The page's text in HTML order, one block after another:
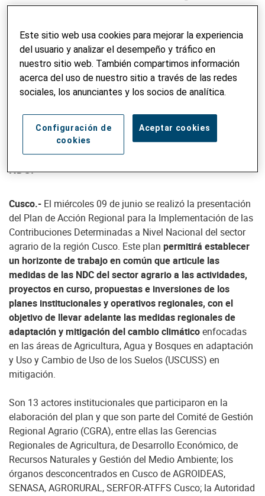
las medidas de adaptación y mitigación de las NDC
según la normativa vigente, y que fueran
presentadas en el plan de implementación de las
NDC del sector agrario. Las acciones se realizan en
coordinación con la Dirección General de Asuntos
Regional de Cusco, que ha estimado un
presupuesto de S/. 1 866 235 805 al 2025 para
actividades operativas y proyectos articulados a las
NDC.
Cusco.- El miércoles 09 de junio se realizó la presentación
del Plan de Acción Regional para la Implementación de las
Contribuciones Determinadas a Nivel Nacional del sector
agrario de la región Cusco. Este plan permitirá establecer
un horizonte de trabajo en común que articule las
medidas de las NDC del sector agrario a las actividades,
proyectos en curso, propuestas e inversiones de los
planes institucionales y operativos regionales, con el
objetivo de llevar adelante las medidas regionales de
adaptación y mitigación del cambio climáticoenfocadas
en las áreas de Agricultura, Agua y Bosques en adaptación
y Uso y Cambio de Uso de los Suelos (USCUSS) en
mitigación.
Son 13 actores institucionales que participaron en la
elaboración del plan y que son parte del Comité de Gestión
Regional Agrario (CGRA), entre ellas las Gerencias
Regionales de Agricultura, de Desarrollo Económico, de
Recursos Naturales y Gestión del Medio Ambiente; los
órganos desconcentrados en Cusco de AGROIDEAS,
SENASA, AGRORURAL, SERFOR-ATFFS Cusco; la Autoridad
Este sitio web usa cookies para mejorar la experiencia
del usuario y analizar el desempeño y tráfico en
nuestro sitio web. También compartimos información
acerca del uso de nuestro sitio a través de las redes
sociales, los anunciantes y los socios de analítica.
Aceptar cookies
Configuración de
cookies